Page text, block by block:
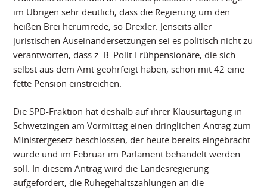
im Übrigen sehr deutlich, dass die Regierung um den
heißen Brei herumrede, so Drexler. Jenseits aller
juristischen Auseinandersetzungen sei es politisch nicht zu
verantworten, dass z. B. Polit-Frühpensionäre, die sich
selbst aus dem Amt geohrfeigt haben, schon mit 42 eine
fette Pension einstreichen.
Die SPD-Fraktion hat deshalb auf ihrer Klausurtagung in
Schwetzingen am Vormittag einen dringlichen Antrag zum
Ministergesetz beschlossen, der heute bereits eingebracht
wurde und im Februar im Parlament behandelt werden
soll. In diesem Antrag wird die Landesregierung
aufgefordert, die Ruhegehaltszahlungen an die